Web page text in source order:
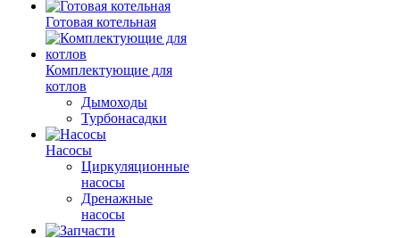
Готовая котельная
Комплектующие для
котлов
Дымоходы
Турбонасадки
Насосы
Циркуляционные
насосы
Дренажные
насосы